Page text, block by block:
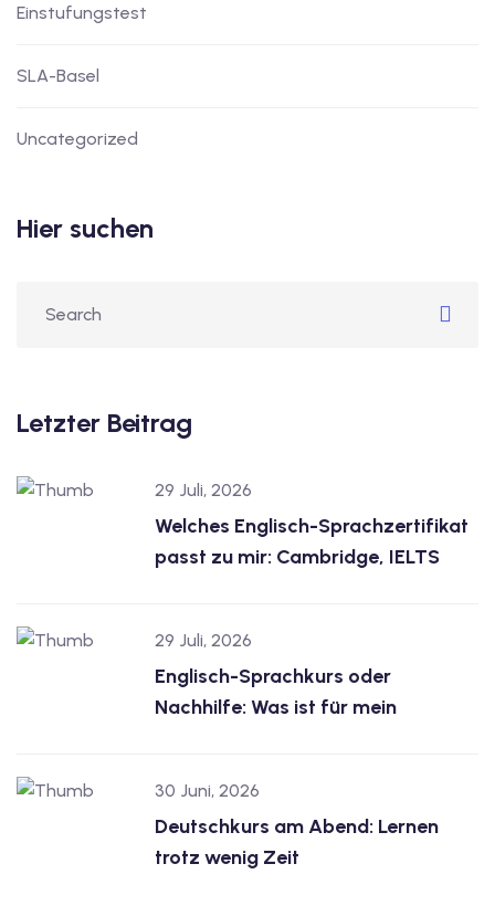
Einstufungstest
SLA-Basel
Uncategorized
Hier suchen
Letzter Beitrag
29 Juli, 2026
Welches Englisch-Sprachzertifikat
passt zu mir: Cambridge, IELTS
29 Juli, 2026
Englisch-Sprachkurs oder
Nachhilfe: Was ist für mein
30 Juni, 2026
Deutschkurs am Abend: Lernen
trotz wenig Zeit